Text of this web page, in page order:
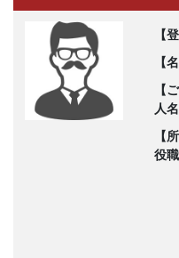
【
【
【
人名
【
役職